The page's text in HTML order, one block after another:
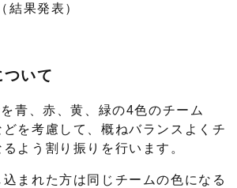
果発表）
いて
青、赤、黄、緑の4色のチーム
を考慮して、概ねバランスよくチ
よう割り振りを行います。
込まれた方は同じチームの色になる